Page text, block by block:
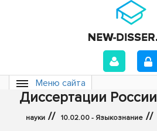
Меню сайта
Диссертации России
науки // 10.02.00 - Языкознание //